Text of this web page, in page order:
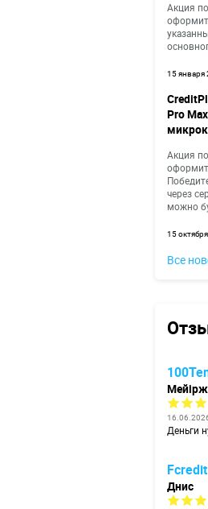
Акция
15 января
Pro
Акция
через
можно
15
Все
Деньги
Днис